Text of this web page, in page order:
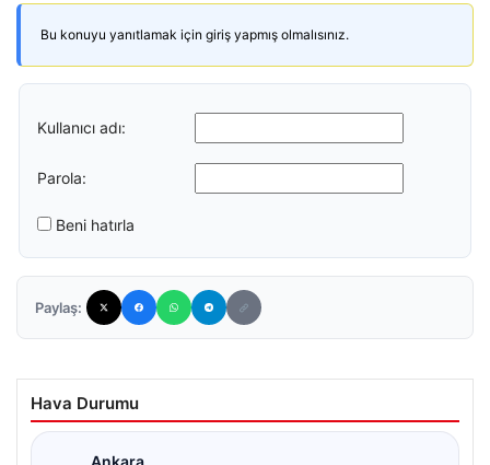
Bu konuyu yanıtlamak için giriş yapmış olmalısınız.
Kullanıcı adı:
Parola:
Beni hatırla
Paylaş:
Hava Durumu
Ankara